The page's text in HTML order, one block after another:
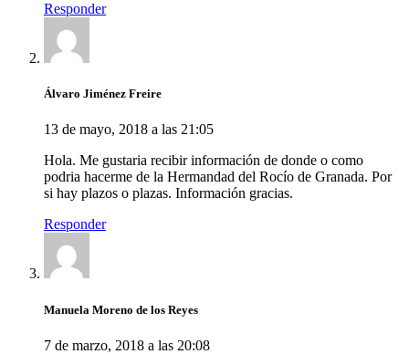
Responder
Álvaro Jiménez Freire
13 de mayo, 2018 a las 21:05
Hola. Me gustaria recibir información de donde o como
podria hacerme de la Hermandad del Rocío de Granada. Por
si hay plazos o plazas. Información gracias.
Responder
Manuela Moreno de los Reyes
7 de marzo, 2018 a las 20:08